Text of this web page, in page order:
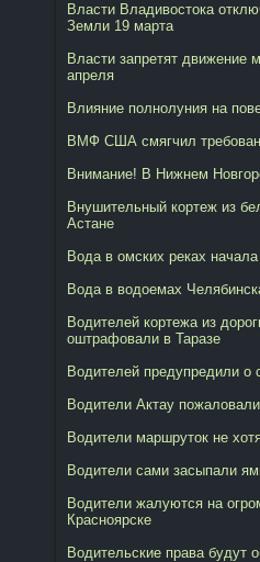
Власти Владивостока
Земли 19 марта
Власти запретят движение
апреля
Влияние полнолуния на
ВМФ США смягчил
Внимание! В Нижнем
Внушительный кортеж из
Астане
Вода в омских реках
Вода в водоемах
Водителей кортежа из
оштрафовали в Таразе
Водителей предупредили о
Водители Актау
Водители маршруток не
Водители сами засыпали
Водители жалуются на
Красноярске
Водительские права будут